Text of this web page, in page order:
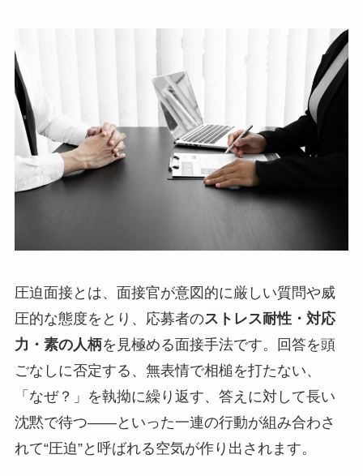
圧迫面接とは、面接官が意図的に厳しい質問や威
圧的な態度をとり、応募者のストレス耐性・対応
力・素の人柄を見極める面接手法です。回答を頭
ごなしに否定する、無表情で相槌を打たない、
「なぜ？」を執拗に繰り返す、答えに対して長い
沈黙で待つ——といった一連の行動が組み合わさ
れて“圧迫”と呼ばれる空気が作り出されます。